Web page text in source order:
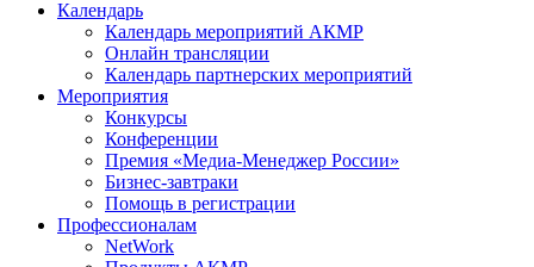
Календарь
Календарь мероприятий АКМР
Онлайн трансляции
Календарь партнерских мероприятий
Мероприятия
Конкурсы
Конференции
Премия «Медиа-Менеджер России»
Бизнес-завтраки
Помощь в регистрации
Профессионалам
NetWork